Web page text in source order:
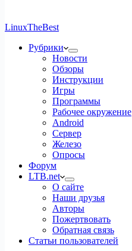
LinuxTheBest
Рубрики
Новости
Обзоры
Инструкции
Игры
Программы
Рабочее окружение
Android
Сервер
Железо
Опросы
Форум
LTB.net
О сайте
Наши друзья
Авторы
Пожертвовать
Обратная связь
Статьи пользователей